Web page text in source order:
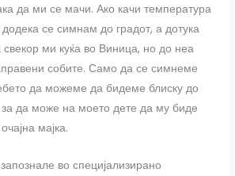
да ми се мачи. Ако качи температура
се симнам до градот, а дотука
ми куќа во Виница, но до неа
собите. Само да се симнеме
да можеме да бидеме блиску до
да може на моето дете да му биде
мајка.
во специјализирано